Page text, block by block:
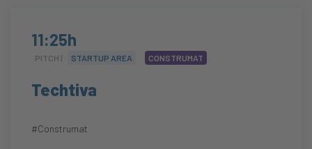
11:25h
PITCH | STARTUP AREA CONSTRUMAT
Techtiva
#Construmat